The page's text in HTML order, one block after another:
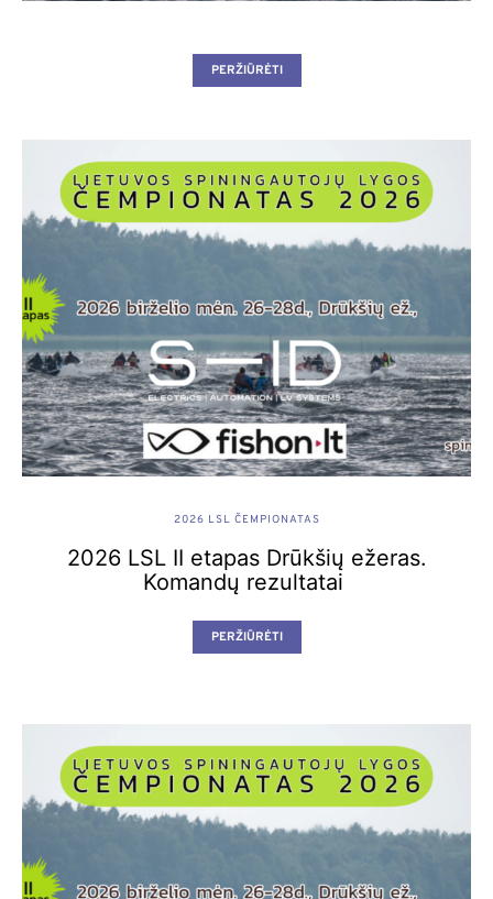
PERŽIŪRĖTI
2026 LSL ČEMPIONATAS
2026 LSL II etapas Drūkšių ežeras.
Komandų rezultatai
PERŽIŪRĖTI